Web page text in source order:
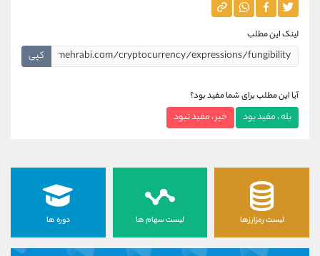
لینک این مطلب
کپی
آیا این مطلب برای شما مفید بود؟
بله ، مفید بود خیر ، مفید نبود
لیست رمزارزها لیست سهام ها دوره ها